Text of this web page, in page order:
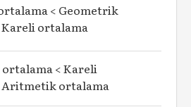
< Geometrik
ortalama
< Kareli
Aritmetik ortalama